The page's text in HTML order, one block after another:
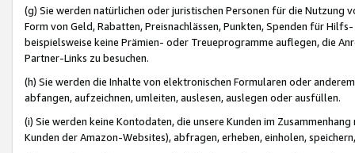
(g) Sie werden natürlichen oder juristischen Personen für die Nutzung
Form von Geld, Rabatten, Preisnachlässen, Punkten, Spenden für
beispielsweise keine Prämien- oder Treueprogramme auflegen, die
Partner-Links zu besuchen.
(h) Sie werden die Inhalte von elektronischen Formularen oder
abfangen, aufzeichnen, umleiten, auslesen, auslegen oder ausfüllen.
(i) Sie werden keine Kontodaten, die unsere Kunden im
Kunden der Amazon-Websites), abfragen, erheben, einholen,